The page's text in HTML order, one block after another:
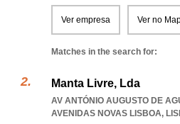
Ver empresa Ver no
Matches in the search for:
Manta Livre, Lda
AV ANTÓNIO AUGUSTO DE
AVENIDAS NOVAS LISBOA,